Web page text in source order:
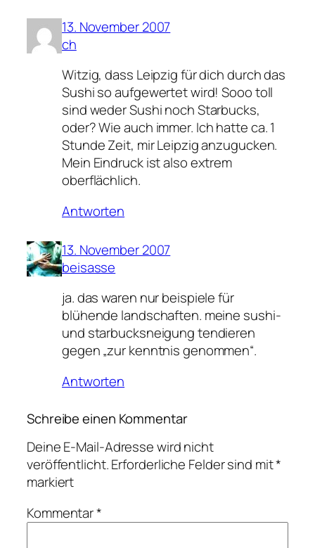
13. November 2007
ch
Witzig, dass Leipzig für dich durch das
Sushi so aufgewertet wird! Sooo toll
sind weder Sushi noch Starbucks,
oder? Wie auch immer. Ich hatte ca. 1
Stunde Zeit, mir Leipzig anzugucken.
Mein Eindruck ist also extrem
oberflächlich.
Antworten
13. November 2007
beisasse
ja. das waren nur beispiele für
blühende landschaften. meine sushi-
und starbucksneigung tendieren
gegen „zur kenntnis genommen“.
Antworten
Schreibe einen Kommentar
Deine E-Mail-Adresse wird nicht
veröffentlicht.Erforderliche Felder sind mit*
markiert
Kommentar*